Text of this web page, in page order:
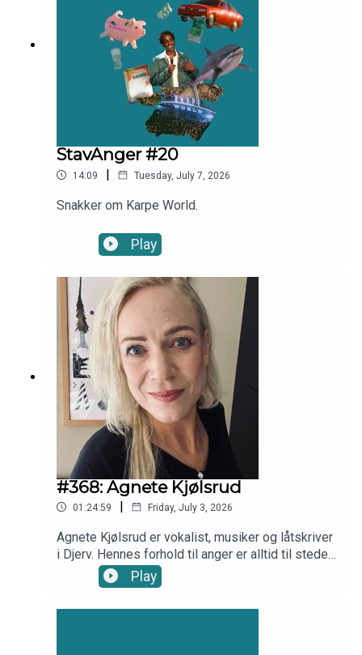
Isalill Kolpus snakker om å holde på å drukne i et
badeland i Finland og Terje Sporsem snakker
om da han begynte å grine av kål i
Trondheim.Programleder: Sivert Moe
StavAnger #20
14:09 | Tuesday, July 7, 2026
Snakker om Karpe World.
Play
#368: Agnete Kjølsrud
01:24:59 | Friday, July 3, 2026
Agnete Kjølsrud er vokalist, musiker og låtskriver
i Djerv. Hennes forhold til anger er alltid til stede
og altoppslukende, men hun kan vokse og lære å
bli rausere av det. Vi snakker bl.a. om å være
Play